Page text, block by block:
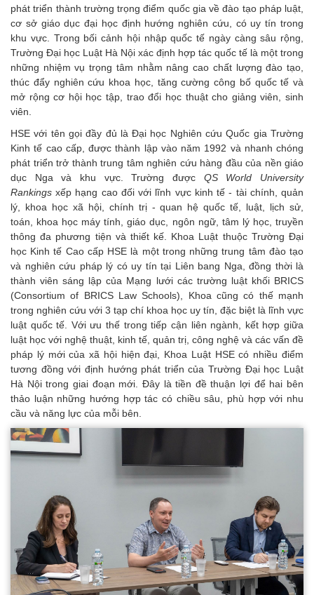
phát triển thành trường trọng điểm quốc gia về đào tạo pháp luật,
cơ sở giáo dục đại học định hướng nghiên cứu, có uy tín trong
khu vực. Trong bối cảnh hội nhập quốc tế ngày càng sâu rộng,
Trường Đại học Luật Hà Nội xác định hợp tác quốc tế là một trong
những nhiệm vụ trọng tâm nhằm nâng cao chất lượng đào tạo,
thúc đẩy nghiên cứu khoa học, tăng cường công bố quốc tế và
mở rộng cơ hội học tập, trao đổi học thuật cho giảng viên, sinh
viên.
HSE với tên gọi đầy đủ là Đại học Nghiên cứu Quốc gia Trường
Kinh tế cao cấp, được thành lập vào năm 1992 và nhanh chóng
phát triển trở thành trung tâm nghiên cứu hàng đầu của nền giáo
dục Nga và khu vực. Trường được QS World University
Rankings xếp hạng cao đối với lĩnh vực kinh tế - tài chính, quản
lý, khoa học xã hội, chính trị - quan hệ quốc tế, luật, lịch sử,
toán, khoa học máy tính, giáo dục, ngôn ngữ, tâm lý học, truyền
thông đa phương tiện và thiết kế. Khoa Luật thuộc Trường Đại
học Kinh tế Cao cấp HSE là một trong những trung tâm đào tạo
và nghiên cứu pháp lý có uy tín tại Liên bang Nga, đồng thời là
thành viên sáng lập của Mạng lưới các trường luật khối BRICS
(Consortium of BRICS Law Schools), Khoa cũng có thế mạnh
trong nghiên cứu với 3 tạp chí khoa học uy tín, đặc biệt là lĩnh vực
luật quốc tế. Với ưu thế trong tiếp cận liên ngành, kết hợp giữa
luật học với nghệ thuật, kinh tế, quản trị, công nghệ và các vấn đề
pháp lý mới của xã hội hiện đại, Khoa Luật HSE có nhiều điểm
tương đồng với định hướng phát triển của Trường Đại học Luật
Hà Nội trong giai đoạn mới. Đây là tiền đề thuận lợi để hai bên
thảo luận những hướng hợp tác có chiều sâu, phù hợp với nhu
cầu và năng lực của mỗi bên.